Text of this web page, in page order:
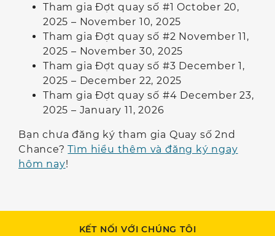
Tham gia Đợt quay số #1 October 20,
2025 – November 10, 2025
Tham gia Đợt quay số #2 November 11,
2025 – November 30, 2025
Tham gia Đợt quay số #3 December 1,
2025 – December 22, 2025
Tham gia Đợt quay số #4 December 23,
2025 – January 11, 2026
Bạn chưa đăng ký tham gia Quay số 2nd
Chance?Tìm hiểu thêm và đăng ký ngay
hôm nay!
KẾT NỐI VỚI CHÚNG TÔI